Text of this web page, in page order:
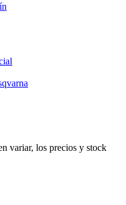
variar, los precios y stock